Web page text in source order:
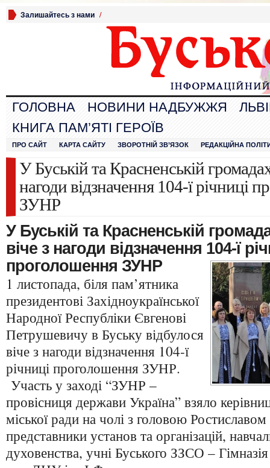
Залишайтесь з нами /
ГОЛОВНА НОВИНИ НАДБУЖЖЯ
КНИГА ПАМ’ЯТІ ГЕРОЇВ
ПРО САЙТ КАРТА САЙТУ ЗВОРОТНІЙ ЗВ’ЯЗОК РЕДАКЦІЙНА
У Буській та Красненській
нагоди відзначення 104-ї річниці
ЗУНР
У Буській та Красненській
віче з нагоди відзначення 104-ї
проголошення ЗУНР
1 листопада, біля пам’ятника
президентові Західноукраїнської
Народної Республіки Євгенові
Петрушевичу в Буську відбулося
віче з нагоди відзначення 104-ї
річниці проголошення ЗУНР.
Участь у заході “ЗУНР –
провісниця держави Україна” взяло
міської ради на чолі з головою
представники установ та організацій,
духовенства, учні Буського ЗЗСО –